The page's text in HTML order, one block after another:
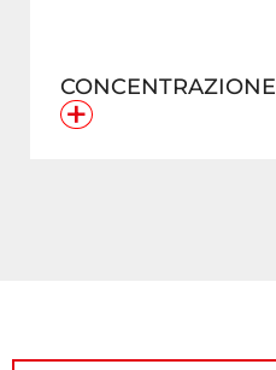
CONCENTRAZIONE
+